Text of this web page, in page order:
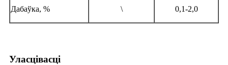
Дабаўка, % \ 0,1-2,0
Уласцівасці